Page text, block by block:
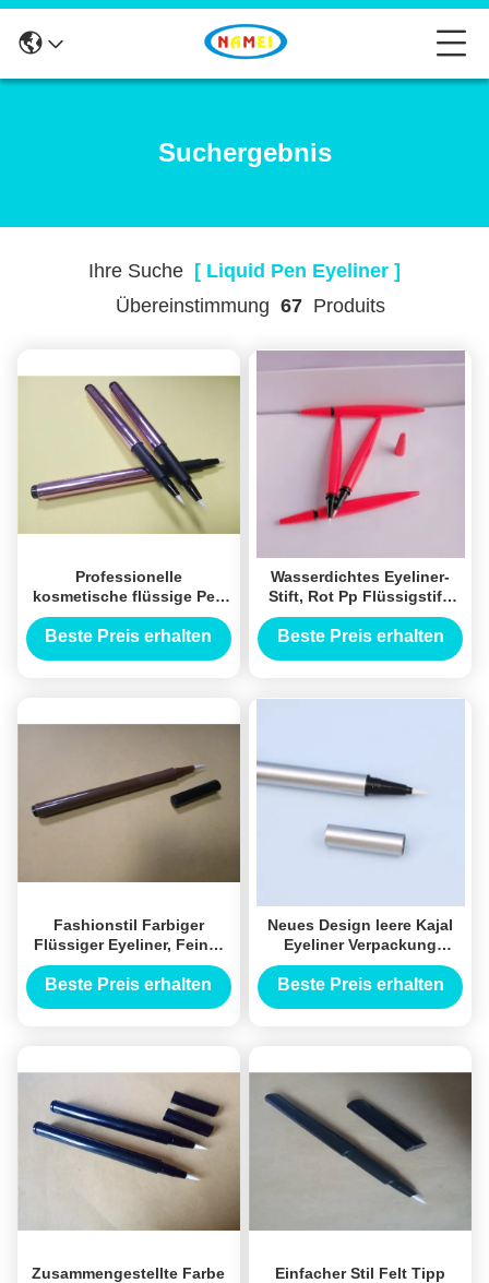
Suchergebnis
Ihre Suche [ Liquid Pen Eyeliner ]
Übereinstimmung 67Produits
Professionelle
kosmetische flüssige Pen
Eyeliner Packaging Easy
Use ISO-Bescheinigung
Beste Preis erhalten
Wasserdichtes Eyeliner-
Stift, Rot Pp Flüssigstift,
Eyeliner-Injektionsfarbe
Beste Preis erhalten
Fashionstil Farbiger
Flüssiger Eyeliner, Feiner
Nib Flüssiger Bleistift
Eyeliner
Beste Preis erhalten
Neues Design leere Kajal
Eyeliner Verpackung
Flüssigkeit
kundenspezifische
Beste Preis erhalten
Zusammengestellte Farbe
Einfacher Stil Felt Tipp